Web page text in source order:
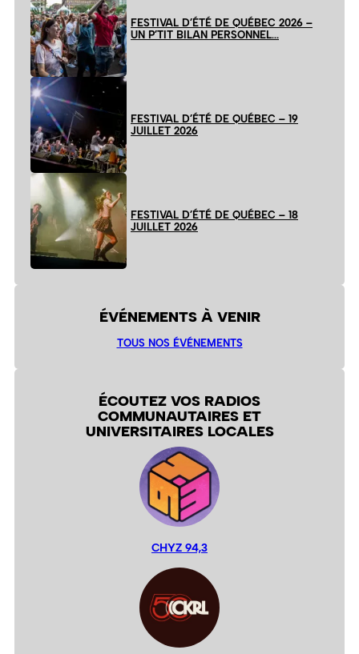
FESTIVAL D’ÉTÉ DE QUÉBEC 2026 –
UN P’TIT BILAN PERSONNEL…
FESTIVAL D’ÉTÉ DE QUÉBEC – 19
JUILLET 2026
FESTIVAL D’ÉTÉ DE QUÉBEC – 18
JUILLET 2026
ÉVÉNEMENTS À VENIR
TOUS NOS ÉVÉNEMENTS
ÉCOUTEZ VOS RADIOS
COMMUNAUTAIRES ET
UNIVERSITAIRES LOCALES
CHYZ 94,3